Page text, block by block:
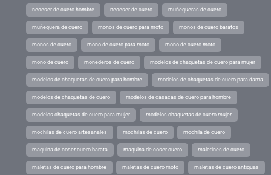
neceser de cuero hombre neceser de cuero muñequeras de cuero
muñequera de cuero monos de cuero para moto monos de cuero baratos
monos de cuero mono de cuero para moto mono de cuero moto
mono de cuero monederos de cuero modelos de chaquetas de cuero para mujer
modelos de chaquetas de cuero para hombre modelos de chaquetas de cuero para dama
modelos de chaquetas de cuero modelos de casacas de cuero para hombre
modelos chaquetas de cuero para mujer modelos chaquetas de cuero mujer
mochilas de cuero artesanales mochilas de cuero mochila de cuero
maquina de coser cuero barata maquina de coser cuero maletines de cuero
maletas de cuero para hombre maletas de cuero moto maletas de cuero antiguas